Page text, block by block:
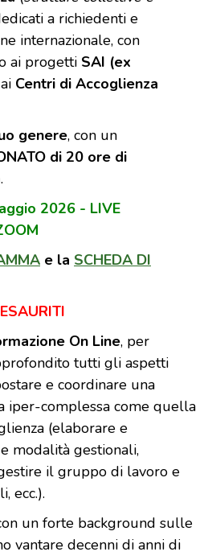
a richiedenti e
internazionale, con
ai progetti SAI (ex
Centri di Accoglienza
genere, con un
di 20 ore di
.
2026 - LIVE
e la SCHEDA DI
On Line, per
tutti gli aspetti
e coordinare una
iper-complessa come quella
(elaborare e
modalità gestionali,
il gruppo di lavoro e
ecc.).
un forte background sulle
vantare decenni di anni di